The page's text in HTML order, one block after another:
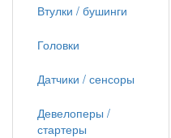
Втулки / бушинги
Головки
Датчики / сенсоры
Девелоперы /
стартеры